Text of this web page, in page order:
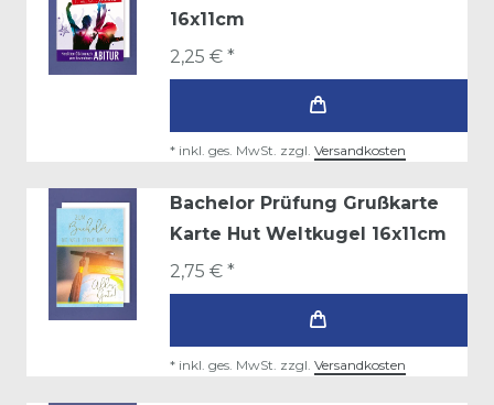
16x11cm
2,25 € *
* inkl. ges. MwSt. zzgl. Versandkosten
Bachelor Prüfung Grußkarte
Karte Hut Weltkugel 16x11cm
2,75 € *
* inkl. ges. MwSt. zzgl. Versandkosten